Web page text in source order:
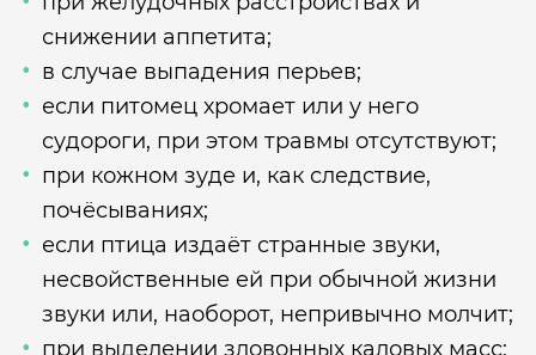
снижении аппетита;
в случае выпадения перьев;
если питомец хромает или у него
судороги, при этом травмы отсутствуют;
при кожном зуде и, как следствие,
почёсываниях;
если птица издаёт странные звуки,
несвойственные ей при обычной жизни
звуки или, наоборот, непривычно молчит;
при выделении зловонных каловых масс;